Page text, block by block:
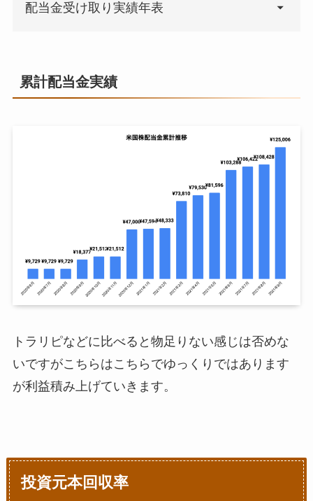
配当金受け取り実績年表
21年1月 ¥594 ¥47,594
¥739
¥73,810
¥5,720
¥2,066
21年6月
21年7月 ¥3,134 ¥106,422
21年9月 ¥16,578 ¥125,006
累計配当金実績
トラリピなどに比べると物足りない感じは否めな
いですがこちらはこちらでゆっくりではあります
が利益積み上げていきます。
投資元本回収率